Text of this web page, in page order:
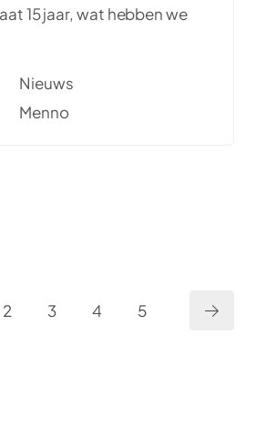
15 jaar, wat hebben we
Nieuws
Menno
2 3 4 5